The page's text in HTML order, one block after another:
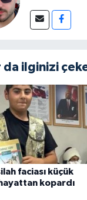
da ilginizi
faciası küçük
kopardı